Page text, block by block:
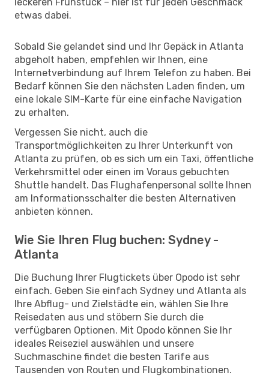
etwas dabei.
Sobald Sie gelandet sind und Ihr Gepäck in Atlanta
abgeholt haben, empfehlen wir Ihnen, eine
Internetverbindung auf Ihrem Telefon zu haben. Bei
Bedarf können Sie den nächsten Laden finden, um
eine lokale SIM-Karte für eine einfache Navigation
zu erhalten.
Vergessen Sie nicht, auch die
Transportmöglichkeiten zu Ihrer Unterkunft von
Atlanta zu prüfen, ob es sich um ein Taxi, öffentliche
Verkehrsmittel oder einen im Voraus gebuchten
Shuttle handelt. Das Flughafenpersonal sollte Ihnen
am Informationsschalter die besten Alternativen
anbieten können.
Wie Sie Ihren Flug buchen: Sydney -
Atlanta
Die Buchung Ihrer Flugtickets über Opodo ist sehr
einfach. Geben Sie einfach Sydney und Atlanta als
Ihre Abflug- und Zielstädte ein, wählen Sie Ihre
Reisedaten aus und stöbern Sie durch die
verfügbaren Optionen. Mit Opodo können Sie Ihr
ideales Reiseziel auswählen und unsere
Suchmaschine findet die besten Tarife aus
Tausenden von Routen und Flugkombinationen.